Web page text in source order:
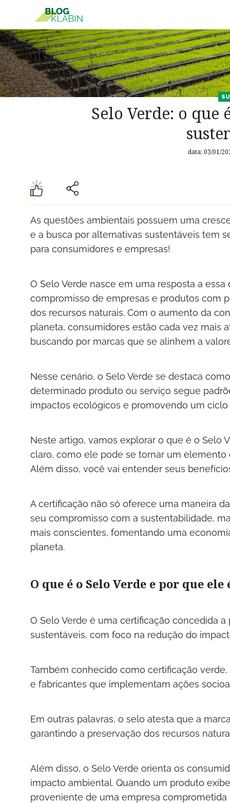
Pular para o Conteúdo principal
Selo Verde: o que
data: 03/01/
As questões ambientais possuem uma
e a busca por alternativas sustentáveis tem
para consumidores e empresas!
O Selo Verde nasce em uma resposta a
compromisso de empresas e produtos com
dos recursos naturais. Com o aumento da
planeta, consumidores estão cada vez mais
buscando por marcas que se alinhem a
Nesse cenário, o Selo Verde se destaca
determinado produto ou serviço segue
impactos ecológicos e promovendo um
Neste artigo, vamos explorar o que é o Selo
claro, como ele pode se tornar um
Além disso, você vai entender seus
A certificação não só oferece uma maneira
seu compromisso com a sustentabilidade,
mais conscientes, fomentando uma
planeta.
O que é o Selo Verde e por que
O Selo Verde é uma certificação concedida
sustentáveis, com foco na redução do
Também conhecido como certificação
e fabricantes que implementam ações
Em outras palavras, o selo atesta que a
garantindo a preservação dos recursos
Além disso, o Selo Verde orienta os
impacto ambiental. Quando um produto
proveniente de uma empresa